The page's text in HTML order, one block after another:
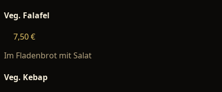
Veg. Falafel
7,50 €
Im Fladenbrot mit Salat
Veg. Kebap